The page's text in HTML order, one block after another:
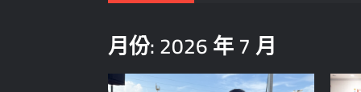
月份:2026 年 7 月